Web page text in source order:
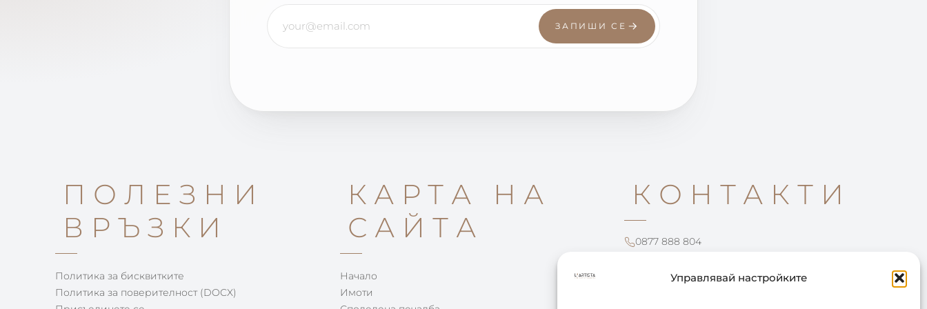
Управлявай настройките
ЗАПИШИ СЕ
ПОЛЕЗНИ
ВРЪЗКИ
Политика за бисквитките
Политика за поверителност (DOCX)
КАРТА НА
САЙТА
Начало
Имоти
КОНТАКТИ
0877 888 804